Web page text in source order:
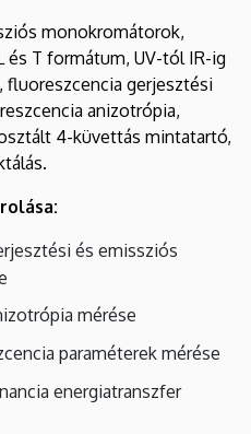
monokromátorok,
T formátum, UV-tól IR-ig
fluoreszcencia gerjesztési
anizotrópia,
4-küvettás mintatartó,
és emissziós
mérése
paraméterek mérése
energiatranszfer